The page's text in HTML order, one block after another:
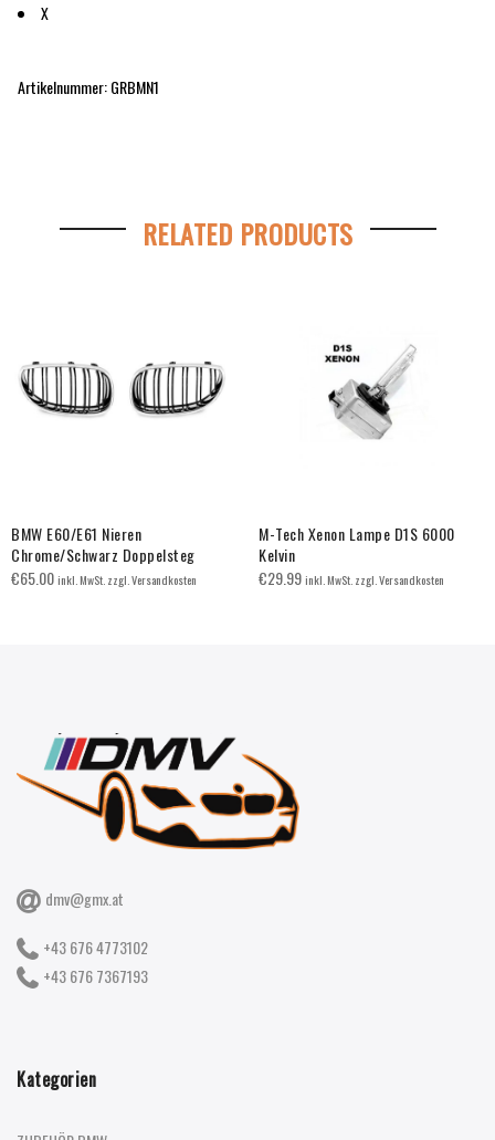
X
Artikelnummer: GRBMN1
RELATED PRODUCTS
BMW E60/E61 Nieren
Chrome/Schwarz Doppelsteg
€65.00inkl. MwSt. zzgl. Versandkosten
M-Tech Xenon Lampe D1S 6000
Kelvin
€29.99inkl. MwSt. zzgl. Versandkosten
dmv@gmx.at
+43 676 4773102
+43 676 7367193
Kategorien